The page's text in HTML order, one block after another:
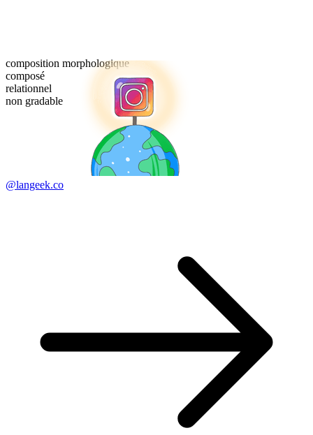
composition morphologique
composé
relationnel
non gradable
@langeek.co